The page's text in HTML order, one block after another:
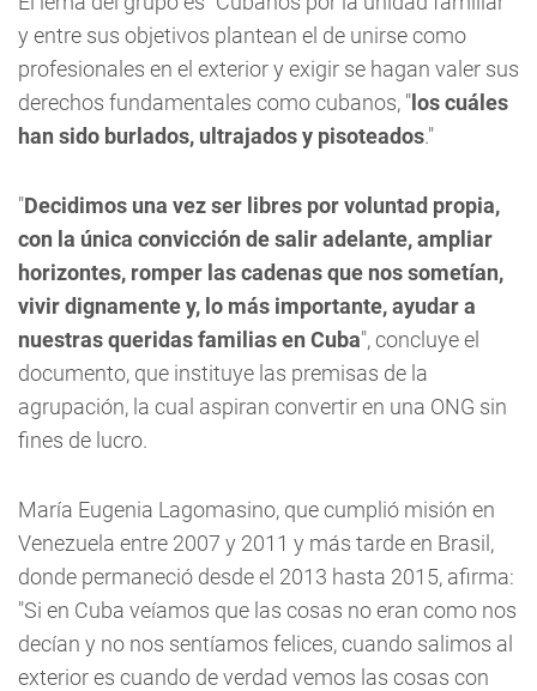
y entre sus objetivos plantean el de unirse como
profesionales en el exterior y exigir se hagan valer sus
derechos fundamentales como cubanos, " los cuáles
han sido burlados, ultrajados y pisoteados."
"Decidimos una vez ser libres por voluntad propia,
con la única convicción de salir adelante, ampliar
horizontes, romper las cadenas que nos sometían,
vivir dignamente y, lo más importante, ayudar a
nuestras queridas familias en Cuba", concluye el
documento, que instituye las premisas de la
agrupación, la cual aspiran convertir en una ONG sin
fines de lucro.
María Eugenia Lagomasino, que cumplió misión en
Venezuela entre 2007 y 2011 y más tarde en Brasil,
donde permaneció desde el 2013 hasta 2015, afirma:
"Si en Cuba veíamos que las cosas no eran como nos
decían y no nos sentíamos felices, cuando salimos al
exterior es cuando de verdad vemos las cosas con